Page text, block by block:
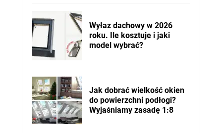
Wyłaz dachowy w 2026
roku. Ile kosztuje i jaki
model wybrać?
Jak dobrać wielkość okien
do powierzchni podłogi?
Wyjaśniamy zasadę 1:8